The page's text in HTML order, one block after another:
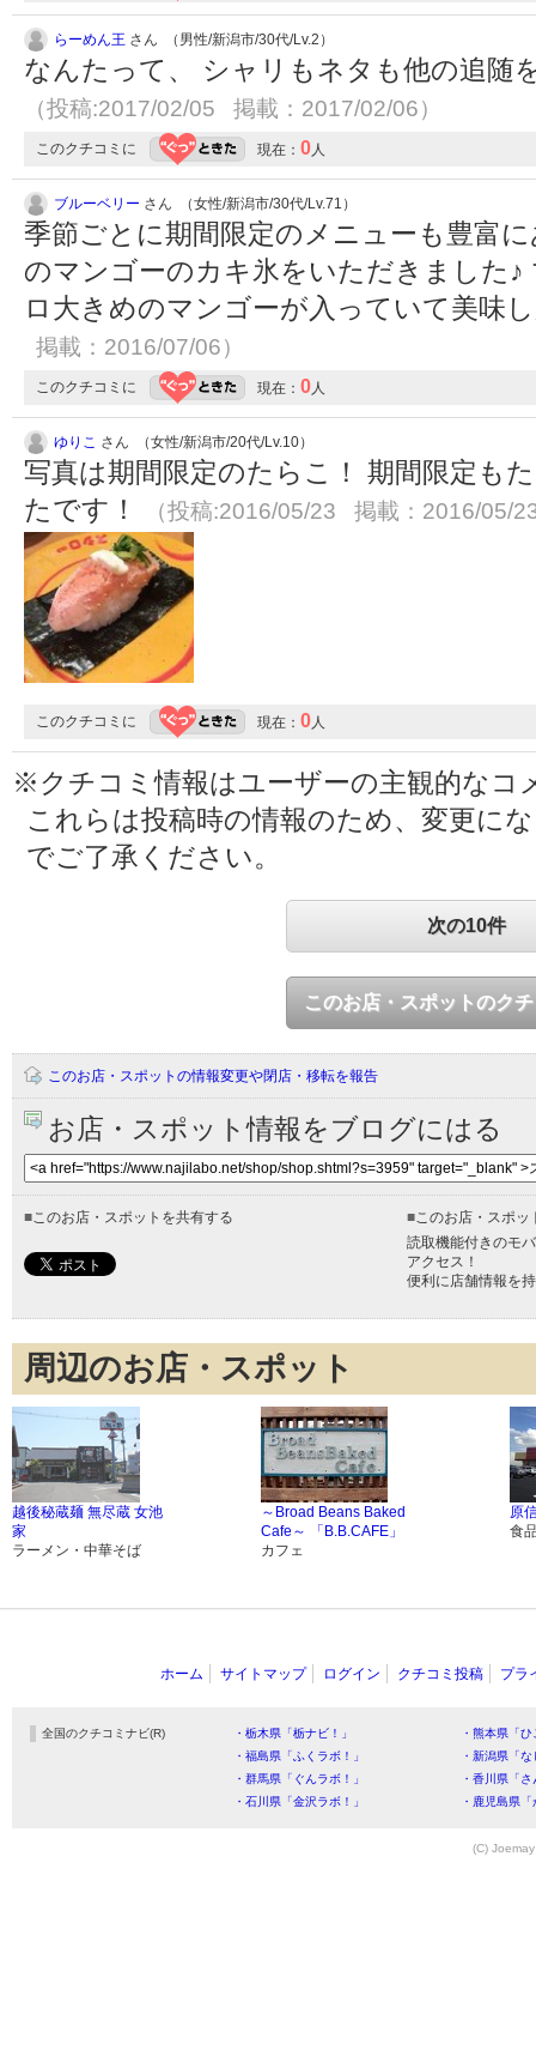
らーめん王 さん （男性/新潟市/30代/Lv.2）
なんたって、 シャリもネタも他の追随
（投稿:2017/02/05 掲載：2017/02/06）
このクチコミに 現在： 0人
ブルーベリー さん （女性/新潟市/30代/Lv.71）
季節ごとに期間限定のメニューも豊富
のマンゴーのカキ氷をいただきました
ロ大きめのマンゴーが入っていて美味
掲載：2016/07/06）
このクチコミに 現在： 0人
ゆりこ さん （女性/新潟市/20代/Lv.10）
写真は期間限定のたらこ！ 期間限定も
たです！
（投稿:2016/05/23 掲載：2016/05/
このクチコミに 現在： 0人
※クチコミ情報はユーザーの主観的なコ
これらは投稿時の情報のため、変更に
でご了承ください。
次の10件
このお店・スポットのク
このお店・スポットの情報変更や閉店・移転を報告
お店・スポット情報をブログにはる
■このお店・スポットを共有する ■このお店・スポッ
読取機能付きのモ
アクセス！
便利に店舗情報を
周辺のお店・スポット
越後秘蔵麺 無尽蔵 女池
家
ラーメン・中華そば
～Broad Beans Baked
Cafe～ 「B.B.CAFE」
カフェ
原
食
ホーム サイトマップ ログイン クチコミ投稿 プラ
全国のクチコミナビ(R) ・栃木県「栃ナビ！」
・熊本県「
・福島県「ふくラボ！」
・新潟県「
・群馬県「ぐんラボ！」
・香川県「
・石川県「金沢ラボ！」
・鹿児島県
(C)